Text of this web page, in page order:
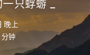
只蜉蝣
晚上
钟